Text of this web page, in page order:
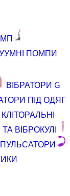
ПОМПИ
ВІБРАТОРИ G
ПІД ОДЯГ
КЛІТОРАЛЬНІ
ВІБРОКУЛІ
ПУЛЬСАТОРИ